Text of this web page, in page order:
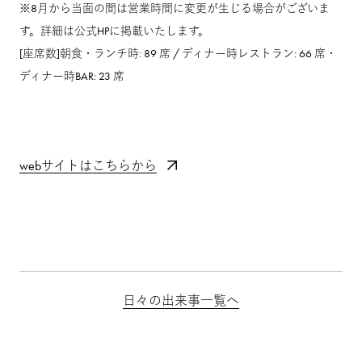
※8月から当面の間は営業時間に変更が生じる場合がございま
す。詳細は公式HPに掲載いたします。
[座席数]朝食・ランチ時: 89 席 / ディナー時レストラン: 66 席・
ディナー時BAR: 23 席
webサイトはこちらから
日々の出来事一覧へ